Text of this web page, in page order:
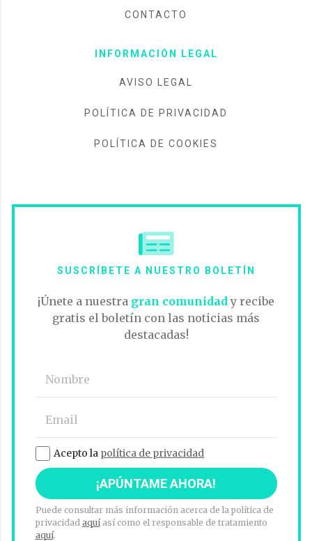
CONTACTO
INFORMACIÓN LEGAL
AVISO LEGAL
POLÍTICA DE PRIVACIDAD
POLÍTICA DE COOKIES
SUSCRÍBETE A NUESTRO BOLETÍN
¡Únete a nuestra gran comunidady recibe
gratis el boletín con las noticias más
destacadas!
Acepto la política de privacidad
Puede consultar más información acerca de la política de
privacidad aquíasí como el responsable de tratamiento
aquí.